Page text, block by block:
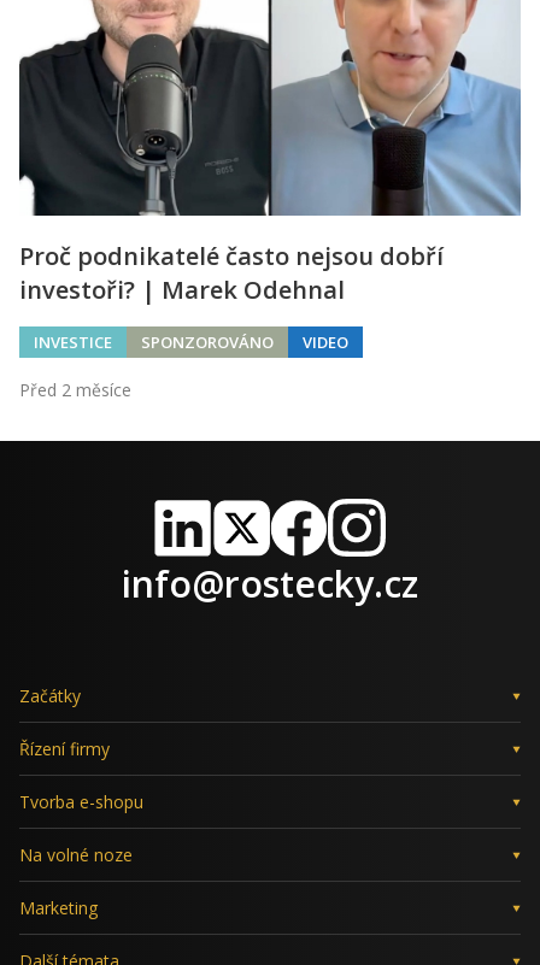
Proč podnikatelé často nejsou dobří
investoři? | Marek Odehnal
INVESTICE SPONZOROVÁNO VIDEO
Před 2 měsíce
LinkedIn
X FacebookInstagram
info@rostecky.cz
Začátky
Řízení firmy
Tvorba e-shopu
Na volné noze
Marketing